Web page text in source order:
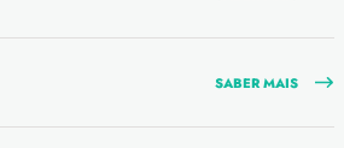
SABER MAIS